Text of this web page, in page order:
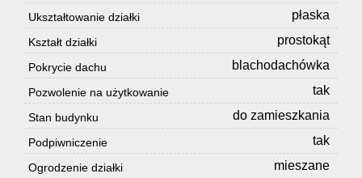
Ukształtowanie działki płaska
Kształt działki prostokąt
Pokrycie dachu blachodachówka
Pozwolenie na użytkowanie tak
Stan budynku do zamieszkania
Podpiwniczenie tak
Ogrodzenie działki mieszane